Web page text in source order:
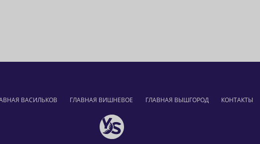
ВАСИЛЬКОВ ГЛАВНАЯ ВИШНЕВОЕ ГЛАВНАЯ ВЫШГОРОД КОНТАКТЫ